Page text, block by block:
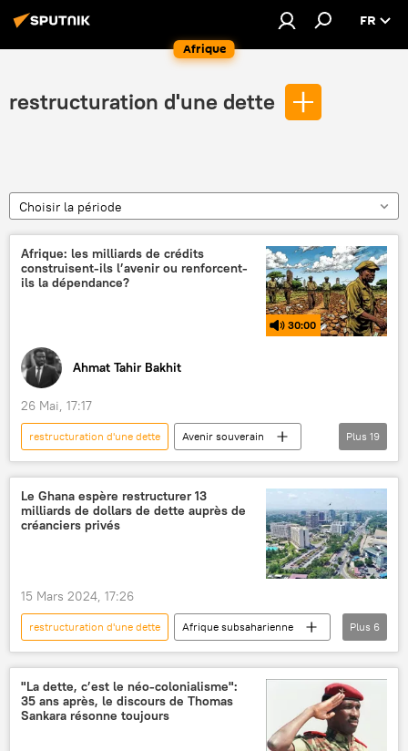
Afrique
FR
restructuration d'une dette
Choisir la période
Afrique: les milliards de crédits
construisent-ils l’avenir ou renforcent-
ils la dépendance?
30:00
Ahmat Tahir Bakhit
26 Mai, 17:17
restructuration d'une dette
Avenir souverain
Podcasts
Afrique
dette
financement
crédit
aide financière
aide
développement
économie
recettes budgétaires
santé
Santé
éducation
souveraineté
Plus 19
Le Ghana espère restructurer 13
milliards de dollars de dette auprès de
créanciers privés
15 Mars 2024, 17:26
restructuration d'une dette
Afrique subsaharienne
Ghana
dette
finances
restructuration
négociations
créanciers
Plus 6
"La dette, c’est le néo-colonialisme":
35 ans après, le discours de Thomas
Sankara résonne toujours